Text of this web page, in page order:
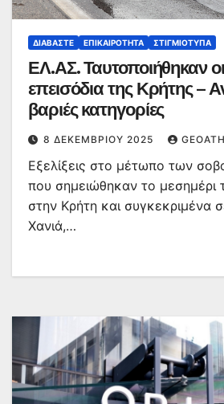
ΔΙΑΒΆΣΤΕ ΕΠΙΚΑΙΡΌΤΗΤΑ ΣΤΙΓΜΙΌΤΥΠΑ
ΕΛ.ΑΣ. Ταυτοποιήθηκαν
επεισόδια της Κρήτης –
βαριές κατηγορίες
8 ΔΕΚΕΜΒΡΊΟΥ 2025
Εξελίξεις στο μέτωπο των
που σημειώθηκαν το μεσημέρι
στην Κρήτη και συγκεκριμένα
Χανιά,…